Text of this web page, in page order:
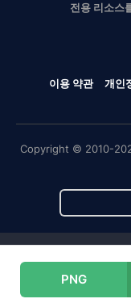
PNG
전용 리소스
이용 약관 개인
Copyright © 2010-